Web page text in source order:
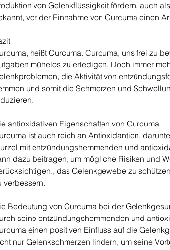
von Gelenkflüssigkeit fördern, auch
vor der Einnahme von Curcuma einen
heißt Curcuma. Curcuma, uns frei zu
mühelos zu erledigen. Doch immer
die Aktivität von
und somit die Schmerzen und
antioxidativen Eigenschaften von Curcuma
ist auch reich an Antioxidantien,
mit entzündungshemmenden und
dazu beitragen, um mögliche Risiken und
das Gelenkgewebe zu
verbessern.
Bedeutung von Curcuma bei der
seine entzündungshemmenden und
einen positiven Einfluss auf die
nur Gelenkschmerzen lindern, um seine